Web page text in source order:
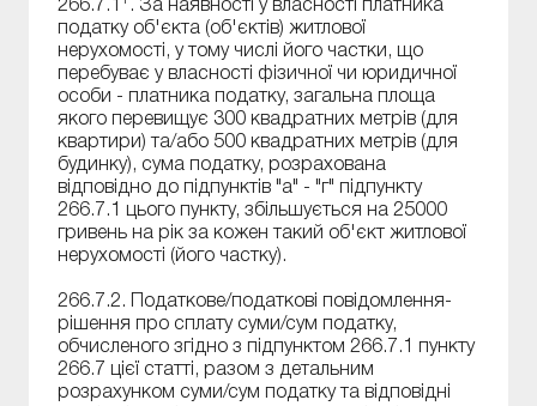
266.7.1
. За наявності у власності платника
податку об'єкта (об'єктів) житлової
нерухомості, у тому числі його частки, що
перебуває у власності фізичної чи юридичної
особи - платника податку, загальна площа
якого перевищує 300 квадратних метрів (для
квартири) та/або 500 квадратних метрів (для
будинку), сума податку, розрахована
відповідно до підпунктів "а" - "г" підпункту
266.7.1 цього пункту, збільшується на 25000
гривень на рік за кожен такий об'єкт житлової
нерухомості (його частку).
266.7.2. Податкове/податкові повідомлення-
рішення про сплату суми/сум податку,
обчисленого згідно з підпунктом 266.7.1 пункту
266.7 цієї статті, разом з детальним
розрахунком суми/сум податку та відповідні